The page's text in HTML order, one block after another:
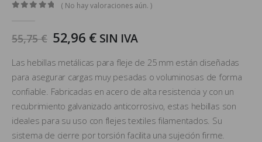
( No hay valoraciones aún. )
55,75€ El
precio
original
era:
55,75 €.
52,96 €El
actual
es:
52,96 €.
SIN IVA
Las hebillas metálicas para fleje de 25 mm están diseñadas
para asegurar cargas muy pesadas o voluminosas de forma
confiable. Fabricadas en acero de alta resistencia y con un
recubrimiento galvanizado anticorrosivo, estas hebillas son
ideales para su uso con flejes textiles filamentados. Su
sistema de cierre por torsión facilita una sujeción firme.